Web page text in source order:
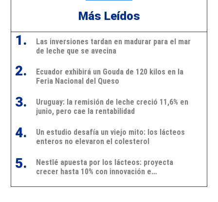
Más Leídos
1.
2.
3.
4.
5.
Las inversiones tardan en madurar para el mar
de leche que se avecina
Ecuador exhibirá un Gouda de 120 kilos en la
Feria Nacional del Queso
Uruguay: la remisión de leche creció 11,6% en
junio, pero cae la rentabilidad
Un estudio desafía un viejo mito: los lácteos
enteros no elevaron el colesterol
Nestlé apuesta por los lácteos: proyecta
crecer hasta 10% con innovación e